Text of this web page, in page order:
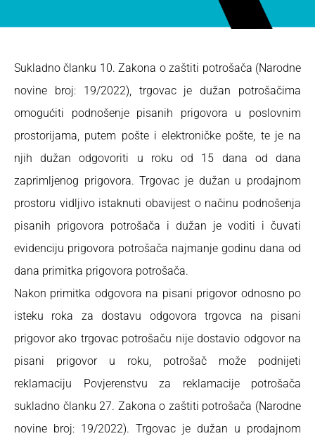
Sukladno članku 10. Zakona o zaštiti potrošača (Narodne
novine broj: 19/2022), trgovac je dužan potrošačima
omogućiti podnošenje pisanih prigovora u poslovnim
prostorijama, putem pošte i elektroničke pošte, te je na
njih dužan odgovoriti u roku od 15 dana od dana
zaprimljenog prigovora. Trgovac je dužan u prodajnom
prostoru vidljivo istaknuti obavijest o načinu podnošenja
pisanih prigovora potrošača i dužan je voditi i čuvati
evidenciju prigovora potrošača najmanje godinu dana od
dana primitka prigovora potrošača.
Nakon primitka odgovora na pisani prigovor odnosno po
isteku roka za dostavu odgovora trgovca na pisani
prigovor ako trgovac potrošaču nije dostavio odgovor na
pisani prigovor u roku, potrošač može podnijeti
reklamaciju Povjerenstvu za reklamacije potrošača
sukladno članku 27. Zakona o zaštiti potrošača (Narodne
novine broj: 19/2022). Trgovac je dužan u prodajnom